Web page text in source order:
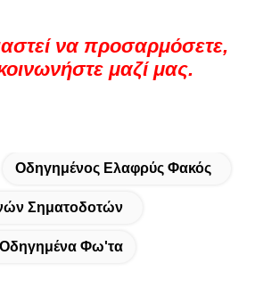
να προσαρμόσετε,
μαζί μας.
Οδηγημένος Ελαφρύς Φακός
Σηματοδοτών
Οδηγημένα Φω'τα